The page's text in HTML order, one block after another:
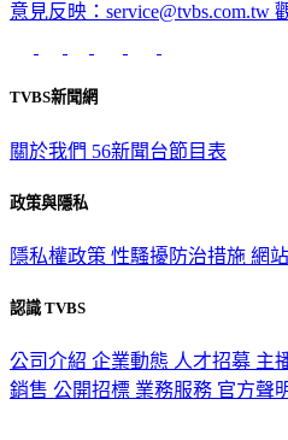
意見反映：service@tvbs.com.tw
TVBS新聞網
關於我們 56新聞台節目表
政策與隱私
隱私權政策 性騷擾防治措施 網
認識 TVBS
公司介紹 企業動態 人才招募 主
銷售 公開招標 業務服務 官方聲